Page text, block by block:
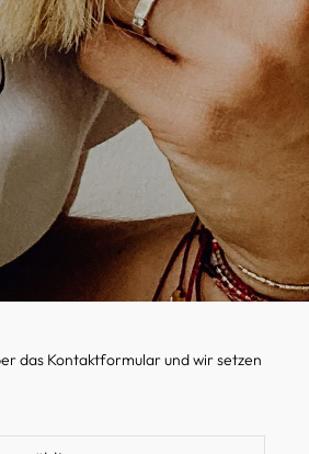
das Kontaktformular und wir setzen